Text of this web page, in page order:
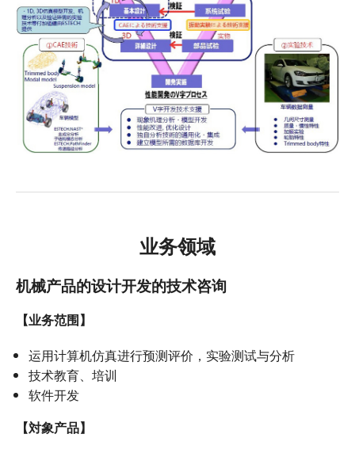
业务领域
机械产品的设计开发的技术咨询
【业务范围】
运用计算机仿真进行预测评价，实验测试与分析
技术教育、培训
软件开发
【対象产品】